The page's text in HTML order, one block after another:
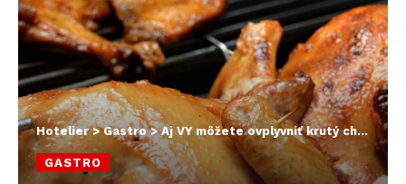
Hotelier>Gastro>Aj VY môžete ovplyvniť krutý chov rýchlokurčiat na Slovensku
GASTRO